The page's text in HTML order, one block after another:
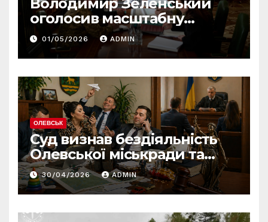
оголосив масштабну
реформу армії: що
зміниться вже з червня
01/05/2026 ADMIN
ОЛЕВСЬК
Суд визнав бездіяльність
Олевської міськради та
зобов’язав усунути
порушення
30/04/2026 ADMIN